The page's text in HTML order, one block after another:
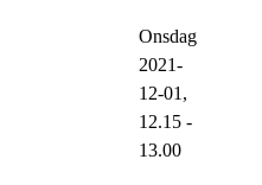
Onsdag
2021-
12-01,
12.15 -
13.00